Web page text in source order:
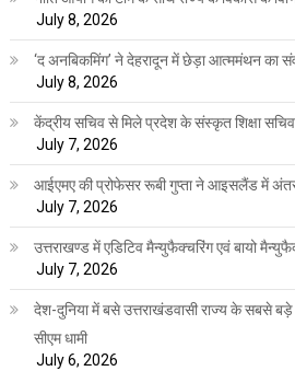
July 8, 2026
‘द अनबिकमिंग’ ने देहरादून में छेड़ा आत्ममंथन का
July 8, 2026
केंद्रीय सचिव से मिले प्रदेश के संस्कृत शिक्षा
July 7, 2026
आईएमए की प्रोफेसर रूबी गुप्ता ने आइसलैंड में
July 7, 2026
उत्तराखण्ड में एडिटिव मैन्युफैक्चरिंग एवं बायो
July 7, 2026
देश-दुनिया में बसे उत्तराखंडवासी राज्य के सबसे
सीएम धामी
July 6, 2026